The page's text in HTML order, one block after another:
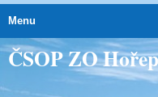
ČSOP ZO
Menu